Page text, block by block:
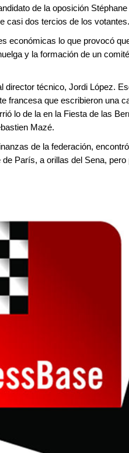
de la oposición
casi dos tercios de los votantes.
económicas lo que provocó
y la formación de un
director técnico, Jordi López.
francesa que escribieron una
lo de la en la Fiesta de las
Mazé.
de la federación,
París, a orillas del Sena,